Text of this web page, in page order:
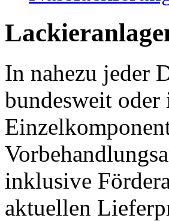
In nahezu jeder
bundesweit
inklusive
aktuellen